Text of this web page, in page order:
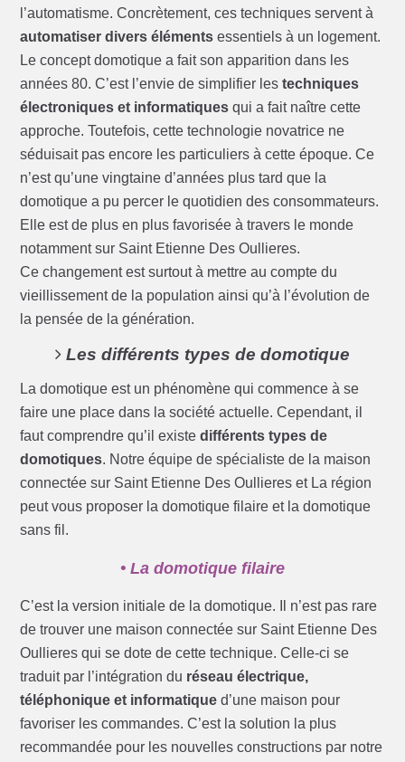
l’automatisme. Concrètement, ces techniques servent à
automatiser divers éléments essentiels à un logement.
Le concept domotique a fait son apparition dans les
années 80. C’est l’envie de simplifier lestechniques
électroniques et informatiques qui a fait naître cette
approche. Toutefois, cette technologie novatrice ne
séduisait pas encore les particuliers à cette époque. Ce
n’est qu’une vingtaine d’années plus tard que la
domotique a pu percer le quotidien des consommateurs.
Elle est de plus en plus favorisée à travers le monde
notamment sur Saint Etienne Des Oullieres.
Ce changement est surtout à mettre au compte du
vieillissement de la population ainsi qu’à l’évolution de
la pensée de la génération.
Les différents types de domotique
La domotique est un phénomène qui commence à se
faire une place dans la société actuelle. Cependant, il
faut comprendre qu’il existedifférents types de
domotiques. Notre équipe de spécialiste de la maison
connectée sur Saint Etienne Des Oullieres et La région
peut vous proposer la domotique filaire et la domotique
sans fil.
• La domotique filaire
C’est la version initiale de la domotique. Il n’est pas rare
de trouver une maison connectée sur Saint Etienne Des
Oullieres qui se dote de cette technique. Celle-ci se
traduit par l’intégration du réseau électrique,
téléphonique et informatique d’une maison pour
favoriser les commandes. C’est la solution la plus
recommandée pour les nouvelles constructions par notre